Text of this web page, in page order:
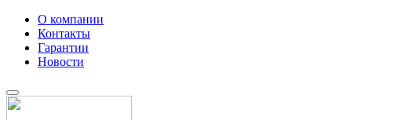
О компании
Контакты
Гарантии
Новости
Переключить
навигацию